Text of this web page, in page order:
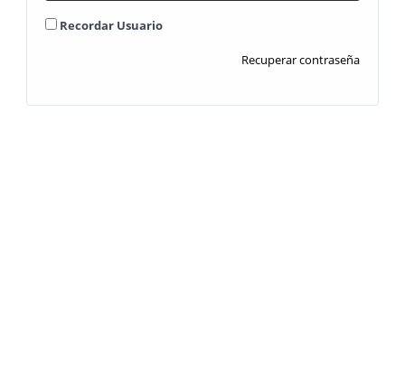
Recordar Usuario
Recuperar contraseña